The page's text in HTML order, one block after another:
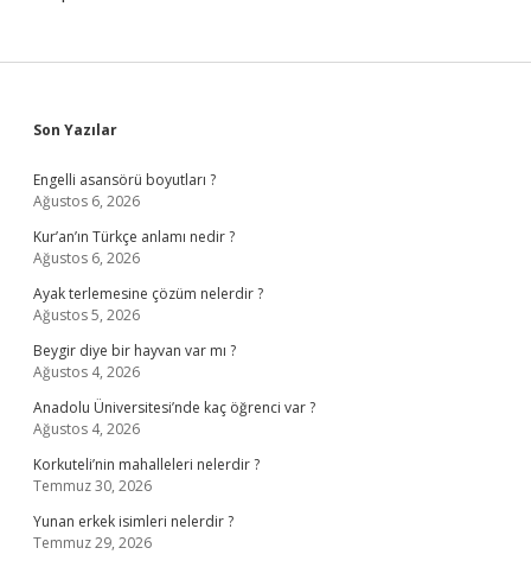
Sidebar
Son Yazılar
Engelli asansörü boyutları ?
Ağustos 6, 2026
Kur’an’ın Türkçe anlamı nedir ?
Ağustos 6, 2026
Ayak terlemesine çözüm nelerdir ?
Ağustos 5, 2026
Beygir diye bir hayvan var mı ?
Ağustos 4, 2026
Anadolu Üniversitesi’nde kaç öğrenci var ?
Ağustos 4, 2026
Korkuteli’nin mahalleleri nelerdir ?
Temmuz 30, 2026
Yunan erkek isimleri nelerdir ?
Temmuz 29, 2026